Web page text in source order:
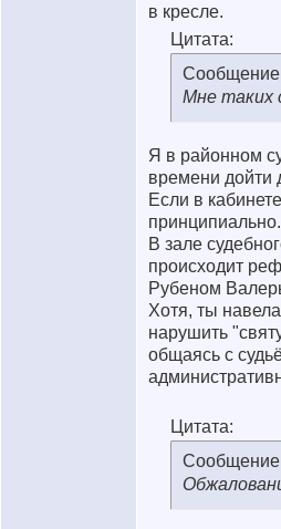
в кресле.
Цитата:
Сообщение
Мне таких
Я в районном
времени дойти
Если в
принципиально.
В зале
происходит
Рубеном
Хотя, ты
нарушить
общаясь с
Цитата:
Сообщение